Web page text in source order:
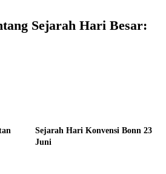
Sejarah Hari Besar:
Sejarah Hari Konvensi Bonn 23
Juni